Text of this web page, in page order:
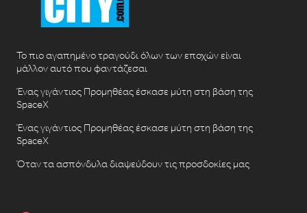
Το πιο αγαπημένο τραγούδι όλων των εποχών είναι
μάλλον αυτό που φαντάζεσαι
Ένας γιγάντιος Προμηθέας έσκασε μύτη στη βάση της
SpaceX
Ένας γιγάντιος Προμηθέας έσκασε μύτη στη βάση της
SpaceX
Όταν τα ασπόνδυλα διαψεύδουν τις προσδοκίες μας